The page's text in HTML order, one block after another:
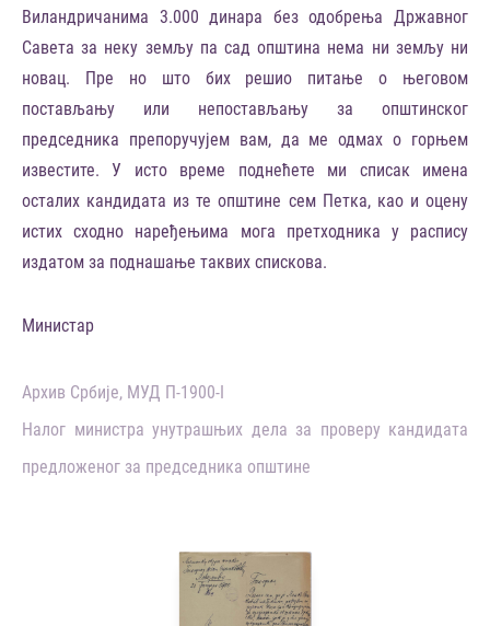
Виландричанима 3.000 динара без одобрења Државног
Савета за неку земљу па сад општина нема ни земљу ни
новац. Пре но што бих решио питање о његовом
постављању или непостављању за општинског
председника препоручујем вам, да ме одмах о горњем
известите. У исто време поднећете ми списак имена
осталих кандидата из те општине сем Петка, као и оцену
истих сходно наређењима мога претходника у распису
издатом за поднашање таквих спискова.
Министар
Архив Србије, МУД П-1900-I
Налог министра унутрашњих дела за проверу кандидата
предложеног за председника општине